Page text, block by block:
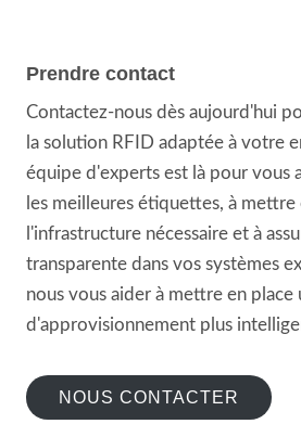
Prendre contact
Contactez-nous dès aujourd'hui
la solution RFID adaptée à votre
équipe d'experts est là pour vous
les meilleures étiquettes, à mettre
l'infrastructure nécessaire et à
transparente dans vos systèmes
nous vous aider à mettre en place
d'approvisionnement plus
NOUS CONTACTER